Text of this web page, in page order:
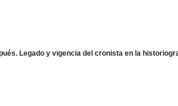
Legado y vigencia del cronista en la